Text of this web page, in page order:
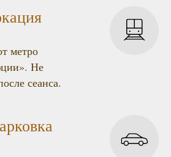
метро
Не
сеанса.